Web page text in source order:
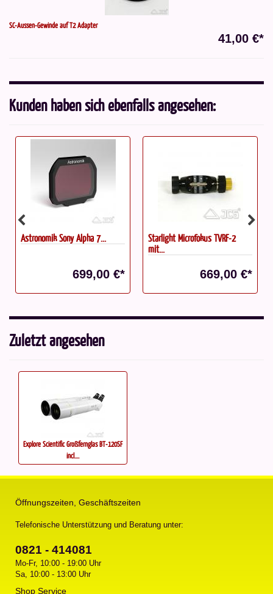
SC-Aussen-Gewinde auf T2 Adapter
41,00 €*
Kunden haben sich ebenfalls angesehen:
Starlight Microfokus TVRF-2
669,00 €*
TeleVue Rohrschellenpaar 4" für...
419,00 €*
Zuletzt angesehen
Explore Scientific Großfernglas BT-120SF
incl....
Öffnungszeiten, Geschäftszeiten
Telefonische Unterstützung und Beratung unter:
0821 - 414081
Mo-Fr, 10:00 - 19:00 Uhr
Sa, 10:00 - 13:00 Uhr
Shop Service